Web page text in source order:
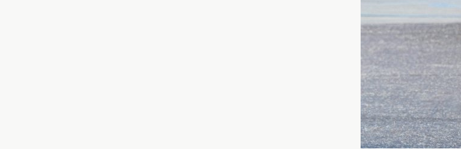
Однако в последние годы появился тезис о "биологическом потолке" —
якобы человеческий организм уже почти исчерпал свой ресурс. Новое
масштабное исследование опровергает этот пессимизм. Об этом
пишет